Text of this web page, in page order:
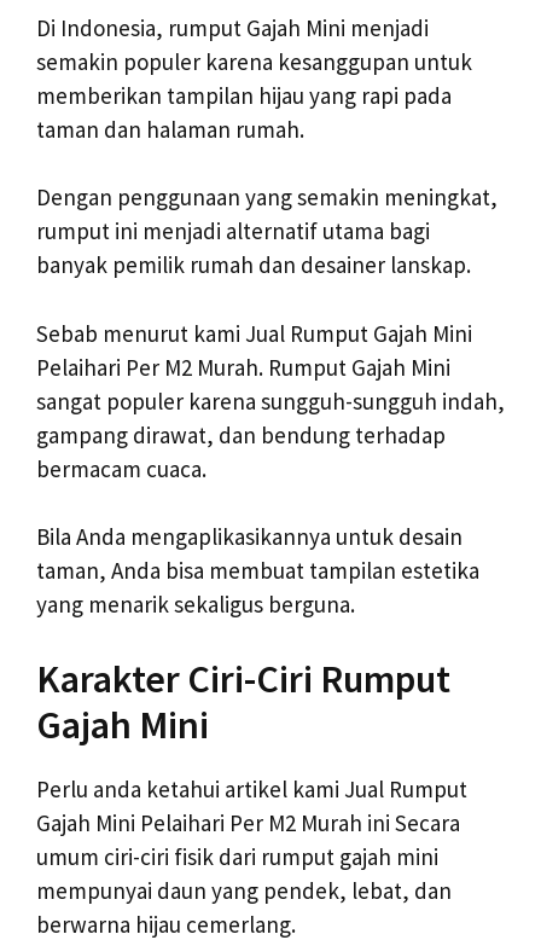
Di Indonesia, rumput Gajah Mini menjadi
semakin populer karena kesanggupan untuk
memberikan tampilan hijau yang rapi pada
taman dan halaman rumah.
Dengan penggunaan yang semakin meningkat,
rumput ini menjadi alternatif utama bagi
banyak pemilik rumah dan desainer lanskap.
Sebab menurut kami Jual Rumput Gajah Mini
Pelaihari Per M2 Murah. Rumput Gajah Mini
sangat populer karena sungguh-sungguh indah,
gampang dirawat, dan bendung terhadap
bermacam cuaca.
Bila Anda mengaplikasikannya untuk desain
taman, Anda bisa membuat tampilan estetika
yang menarik sekaligus berguna.
Karakter Ciri-Ciri Rumput
Gajah Mini
Perlu anda ketahui artikel kami Jual Rumput
Gajah Mini Pelaihari Per M2 Murah ini Secara
umum ciri-ciri fisik dari rumput gajah mini
mempunyai daun yang pendek, lebat, dan
berwarna hijau cemerlang.